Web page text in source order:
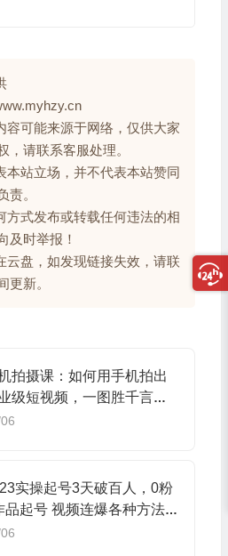
容可能来源于网络，仅供大家
，请联系客服处理。
本站立场，并不代表本站赞同
责。
方式发布或转载任何违法的相
及时举报！
云盘，如发现链接失效，请联
更新。
拍摄课：如何用手机拍出
级短视频，一图胜千言，
胜千图
实操起号3天破百人，0粉
品起号 视频连爆各种方法
印)